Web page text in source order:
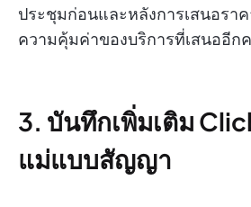
ประชุมก่อนและหลังการเสนอรา
ความคุ้มค่าของบริการที่เสนออีก
3. บันทึกเพิ่มเติม
แม่แบบสัญญา